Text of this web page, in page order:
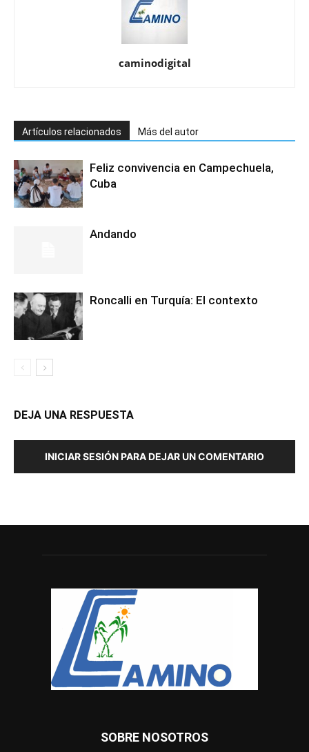
caminodigital
Artículos relacionados Más del autor
Feliz convivencia en Campechuela,
Cuba
Andando
Roncalli en Turquía: El contexto
DEJA UNA RESPUESTA
INICIAR SESIÓN PARA DEJAR UN COMENTARIO
SOBRE NOSOTROS